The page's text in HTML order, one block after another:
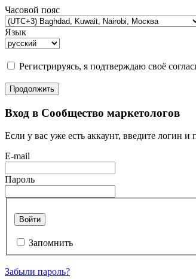
Часовой пояс
Язык
Регистрируясь, я подтверждаю своё
Продолжить
Вход в Сообщество маркетологов
Если у вас уже есть аккаунт, введите логин
E-mail
Пароль
Войти
Запомнить
Забыли пароль?